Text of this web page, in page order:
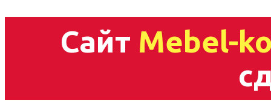
Сайт Mebel-